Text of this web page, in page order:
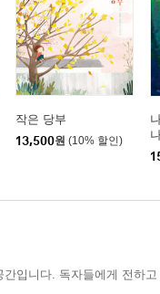
작은 당부
13,500원 (10% 할인)
입니다. 독자들에게 전하